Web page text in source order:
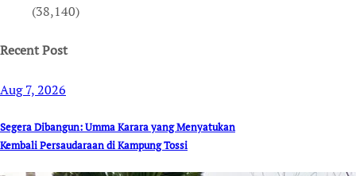
(38,140)
Recent Post
Aug 7, 2026
Segera Dibangun: Umma Karara yang Menyatukan
Kembali Persaudaraan di Kampung Tossi